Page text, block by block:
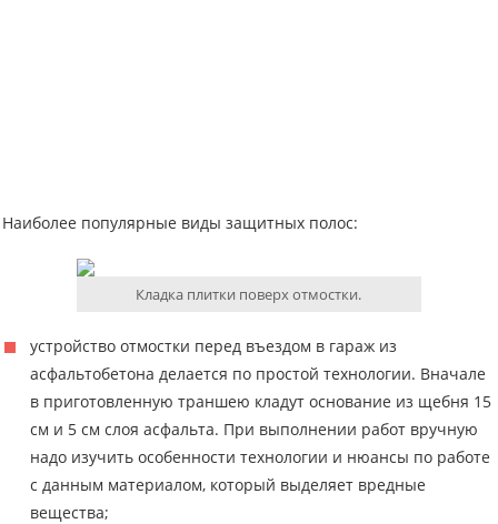
Наиболее популярные виды защитных полос:
Кладка плитки поверх отмостки.
устройство отмостки перед въездом в гараж из
асфальтобетона делается по простой технологии. Вначале
в приготовленную траншею кладут основание из щебня 15
см и 5 см слоя асфальта. При выполнении работ вручную
надо изучить особенности технологии и нюансы по работе
с данным материалом, который выделяет вредные
вещества;